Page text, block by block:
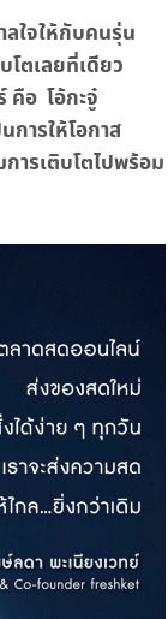
ใจให้กับคนรุ่น
ตเลยที่เดียว
คือ โอ้กะจู๋
การให้โอกาส
ารเติบโตไปพร้อม